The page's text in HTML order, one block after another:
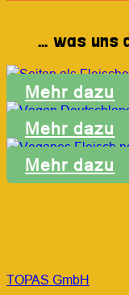
… was uns
Mehr dazu
Mehr dazu
Mehr dazu
TOPAS GmbH